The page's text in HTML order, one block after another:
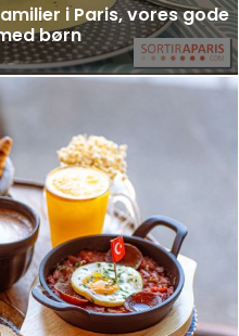
i Paris, vores gode
børn